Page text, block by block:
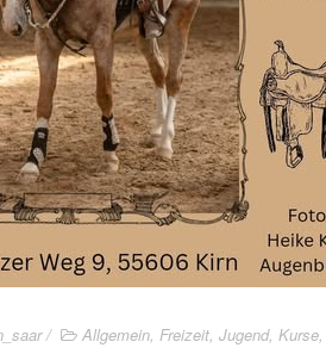
/ Allgemein, Freizeit, Jugend, Kurse,